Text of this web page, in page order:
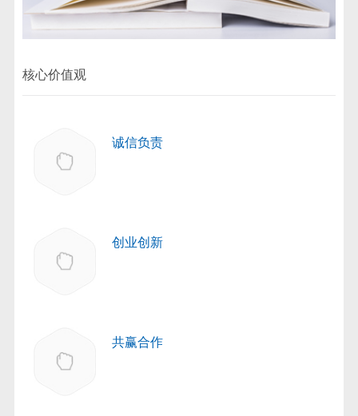
核心价值观
诚信负责
创业创新
共赢合作